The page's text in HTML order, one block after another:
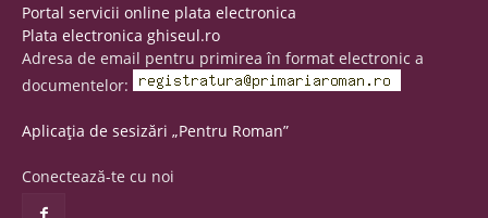
Portal servicii online plata electronica
Plata electronica ghiseul.ro
Adresa de email pentru primirea în format electronic a
documentelor:
Aplicația de sesizări „Pentru Roman”
Conectează-te cu noi